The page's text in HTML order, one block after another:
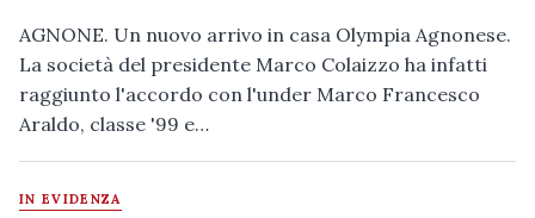
AGNONE. Un nuovo arrivo in casa Olympia Agnonese.
La società del presidente Marco Colaizzo ha infatti
raggiunto l'accordo con l'under Marco Francesco
Araldo, classe '99 e…
IN EVIDENZA